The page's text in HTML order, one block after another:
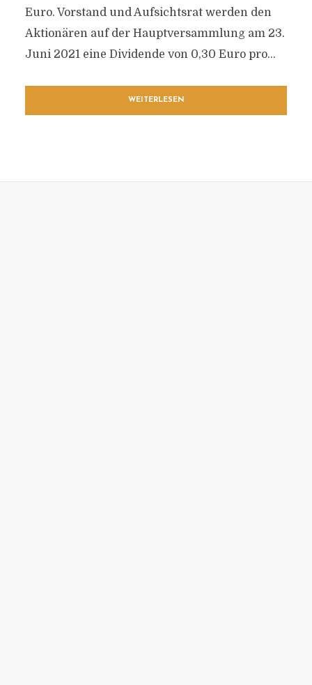
Euro. Vorstand und Aufsichtsrat werden den
Aktionären auf der Hauptversammlung am 23.
Juni 2021 eine Dividende von 0,30 Euro pro...
WEITERLESEN